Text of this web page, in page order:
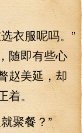
服呢吗。”
随即有些心
赵美延，却
。
聚餐？”